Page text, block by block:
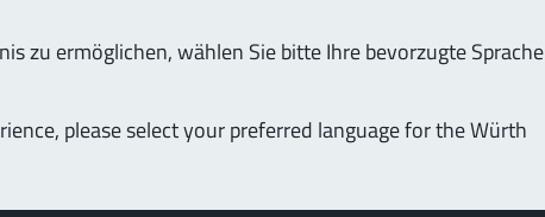
zu ermöglichen, wählen Sie bitte Ihre bevorzugte Sprache
please select your preferred language for the Würth